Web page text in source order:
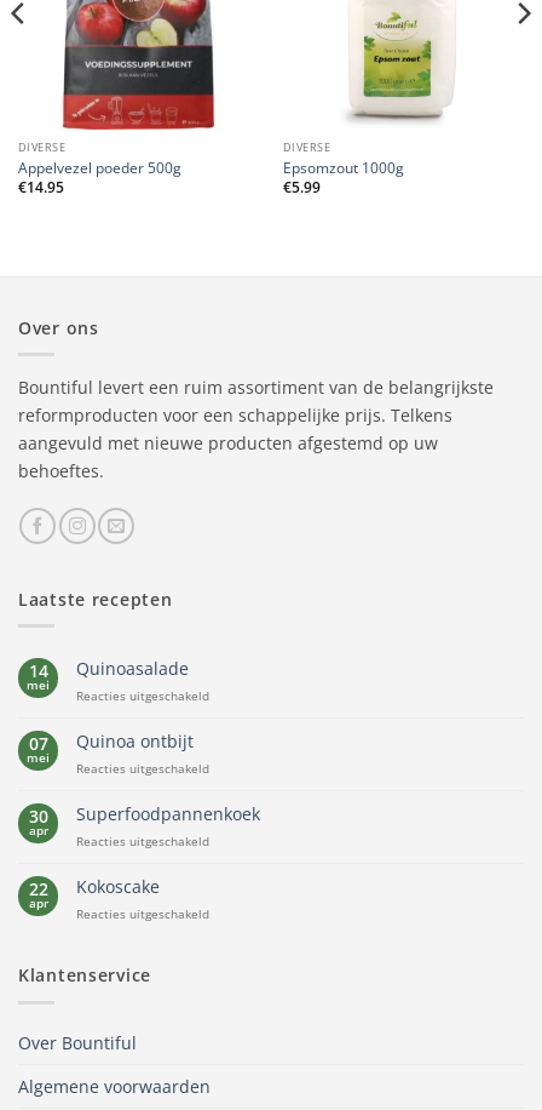
DIVERSE
Appelvezel poeder 500g
€14.95
DIVERSE
Epsomzout 1000g
€5.99
Over ons
Bountiful levert een ruim assortiment van de belangrijkste
reformproducten voor een schappelijke prijs. Telkens
aangevuld met nieuwe producten afgestemd op uw
behoeftes.
Laatste recepten
14
mei
Quinoasalade
Reacties uitgeschakeldvoor
07
mei
Quinoa ontbijt
Reacties uitgeschakeldvoor
ontbijt
30
apr
Superfoodpannenkoek
Reacties uitgeschakeldvoor
22
apr
Kokoscake
Reacties uitgeschakeldvoor
Klantenservice
Over Bountiful
Algemene voorwaarden